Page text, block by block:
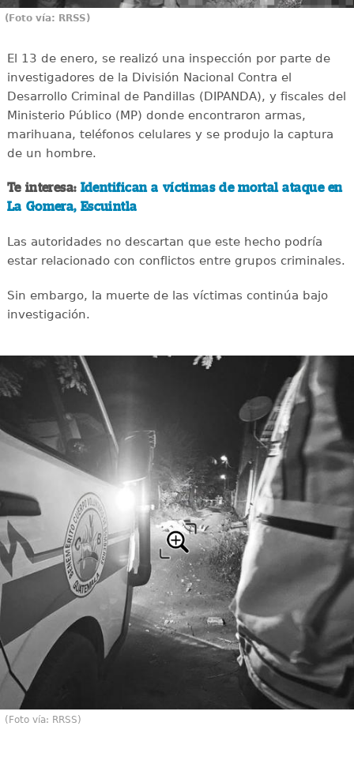
(Foto vía: RRSS)
El 13 de enero, se realizó una inspección por parte de
investigadores de la División Nacional Contra el
Desarrollo Criminal de Pandillas (DIPANDA), y fiscales del
Ministerio Público (MP) donde encontraron armas,
marihuana, teléfonos celulares y se produjo la captura
de un hombre.
Te interesa: Identifican a víctimas de mortal ataque en
La Gomera, Escuintla
Las autoridades no descartan que este hecho podría
estar relacionado con conflictos entre grupos criminales.
Sin embargo, la muerte de las víctimas continúa bajo
investigación.
(Foto vía: RRSS)